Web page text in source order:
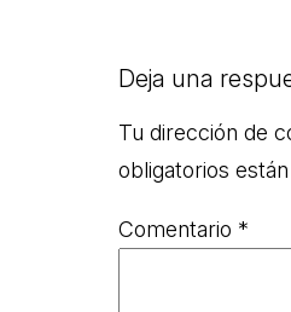
Deja una
Tu dirección de
obligatorios
Comentario *